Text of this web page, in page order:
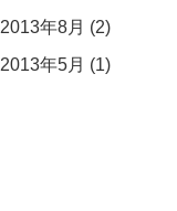
2013年8月 (2)
2013年5月 (1)